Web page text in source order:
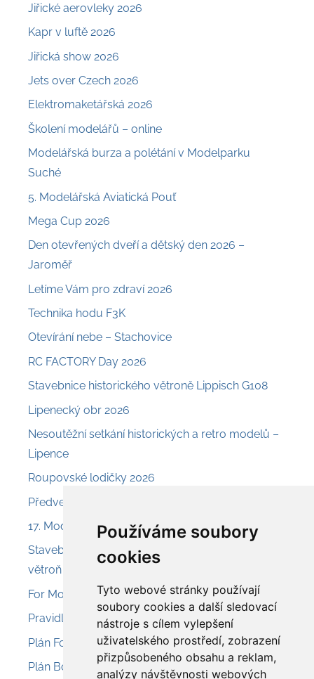
Používáme soubory
cookies
Tyto webové stránky používají
soubory cookies a další sledovací
nástroje s cílem vylepšení
uživatelského prostředí, zobrazení
přizpůsobeného obsahu a reklam,
analýzy návštěvnosti webových
Jiřické aerovleky 2026
Kapr v luftě 2026
Jiřická show 2026
Jets over Czech 2026
Elektromaketářská 2026
Školení modelářů – online
Modelářská burza a polétání v Modelparku
Suché
5. Modelářská Aviatická Pouť
Mega Cup 2026
Den otevřených dveří a dětský den 2026 –
Jaroměř
Letíme Vám pro zdraví 2026
Technika hodu F3K
Otevírání nebe – Stachovice
RC FACTORY Day 2026
Stavebnice historického větroně Lippisch G108
Lipenecký obr 2026
Nesoutěžní setkání historických a retro modelů –
Lipence
Roupovské lodičky 2026
Předveď a prodej – Nesvačily
17. Model Air Show Chroust
Stavebnice Aroso 225 – svahový akrobatický
větroň
For Model 2026 – Olomouc
Pravidla pro provoz modelů 2026
Plán Fokker D.VIIII
Plán Boeing L-15 Scout